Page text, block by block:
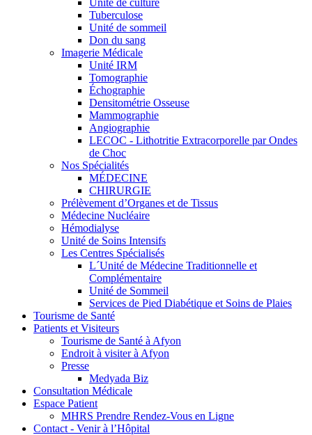
Tuberculose
Unité de sommeil
Don du sang
Imagerie Médicale
Unité IRM
Tomographie
Échographie
Densitométrie Osseuse
Mammographie
Angiographie
LECOC - Lithotritie Extracorporelle par Ondes
de Choc
Nos Spécialités
MÉDECINE
CHIRURGIE
Prélèvement d’Organes et de Tissus
Médecine Nucléaire
Hémodialyse
Unité de Soins Intensifs
Les Centres Spécialisés
L´Unité de Médecine Traditionnelle et
Complémentaire
Unité de Sommeil
Services de Pied Diabétique et Soins de Plaies
Tourisme de Santé
Patients et Visiteurs
Tourisme de Santé à Afyon
Endroit à visiter à Afyon
Presse
Medyada Biz
Consultation Médicale
Espace Patient
MHRS Prendre Rendez-Vous en Ligne
Contact - Venir à l’Hôpital